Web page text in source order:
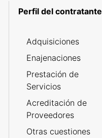
Perfil del contratante
Adquisiciones
Enajenaciones
Prestación de
Servicios
Acreditación de
Proveedores
Otras cuestiones